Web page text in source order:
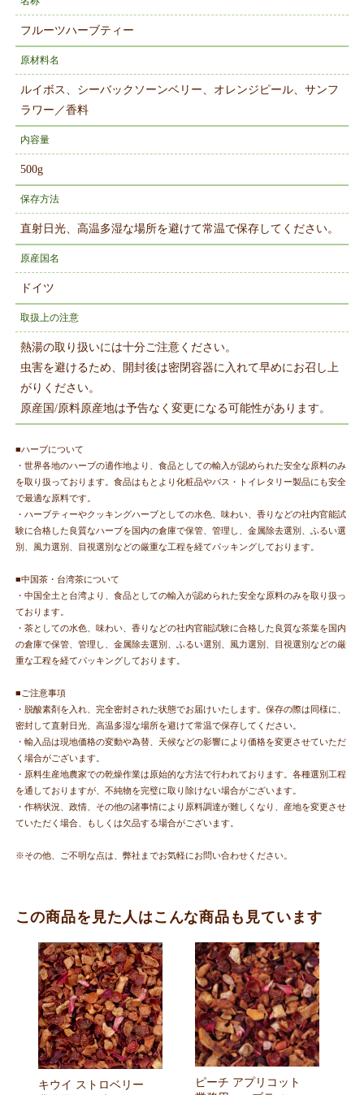
フルーツハーブティー
原材料名
ルイボス、シーバックソーンベリー、オレンジピール、サンフ
ラワー／香料
内容量
500g
保存方法
直射日光、高温多湿な場所を避けて常温で保存してください。
原産国名
ドイツ
取扱上の注意
熱湯の取り扱いには十分ご注意ください。
虫害を避けるため、開封後は密閉容器に入れて早めにお召し上
がりください。
原産国/原料原産地は予告なく変更になる可能性があります。
■ハーブについて
・世界各地のハーブの適作地より、食品としての輸入が認められた安全な原料のみ
を取り扱っております。食品はもとより化粧品やバス・トイレタリー製品にも安全
で最適な原料です。
・ハーブティーやクッキングハーブとしての水色、味わい、香りなどの社内官能試
験に合格した良質なハーブを国内の倉庫で保管、管理し、金属除去選別、ふるい選
別、風力選別、目視選別などの厳重な工程を経てパッキングしております。
■中国茶・台湾茶について
・中国全土と台湾より、食品としての輸入が認められた安全な原料のみを取り扱っ
ております。
・茶としての水色、味わい、香りなどの社内官能試験に合格した良質な茶葉を国内
の倉庫で保管、管理し、金属除去選別、ふるい選別、風力選別、目視選別などの厳
重な工程を経てパッキングしております。
■ご注意事項
・脱酸素剤を入れ、完全密封された状態でお届けいたします。保存の際は同様に、
密封して直射日光、高温多湿な場所を避けて常温で保存してください。
・輸入品は現地価格の変動や為替、天候などの影響により価格を変更させていただ
く場合がございます。
・原料生産地農家での乾燥作業は原始的な方法で行われております。各種選別工程
を通しておりますが、不純物を完璧に取り除けない場合がございます。
・作柄状況、政情、その他の諸事情により原料調達が難しくなり、産地を変更させ
ていただく場合、もしくは欠品する場合がございます。
※その他、ご不明な点は、弊社までお気軽にお問い合わせください。
この商品を見た人はこんな商品も見ています
キウイ ストロベリー
ピーチ アプリコット